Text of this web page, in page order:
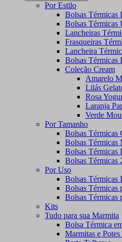
Por Estilo
Bolsas Térmicas
Bolsas Térmicas
Lancheiras
Frasqueiras
Lancheira
Bolsas Térmicas
Coleção Cream
Amarelo
Lilás
Rosa
Laranja
Verde
Por Tamanho
Bolsas Térmicas
Bolsas Térmicas
Bolsas Térmicas
Bolsas Térmicas
Por Uso
Bolsas Térmicas
Bolsas Térmicas
Bolsas Térmicas
Kits
Tudo para sua Marmita
Bolsa Térmica
Marmitas e